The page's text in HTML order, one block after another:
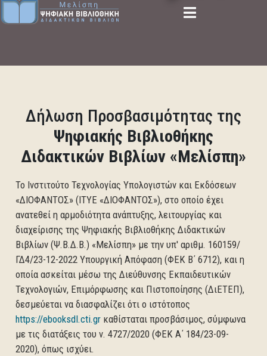
Δήλωση Προσβασιμότητας της
Ψηφιακής Βιβλιοθήκης
Διδακτικών Βιβλίων «Μελίσπη»
Το Ινστιτούτο Τεχνολογίας Υπολογιστών και Εκδόσεων
«ΔΙΟΦΑΝΤΟΣ» (ΙΤΥΕ «ΔΙΟΦΑΝΤΟΣ»), στο οποίο έχει
ανατεθεί η αρμοδιότητα ανάπτυξης, λειτουργίας και
διαχείρισης της Ψηφιακής Βιβλιοθήκης Διδακτικών
Βιβλίων (Ψ.Β.Δ.Β.) «Μελίσπη» με την υπ' αριθμ. 160159/
ΓΔ4/23-12-2022 Υπουργική Απόφαση (ΦΕΚ Β΄ 6712), και η
οποία ασκείται μέσω της Διεύθυνσης Εκπαιδευτικών
Τεχνολογιών, Επιμόρφωσης και Πιστοποίησης (ΔιΕΤΕΠ),
δεσμεύεται να διασφαλίζει ότι ο ιστότοπος
https://ebooksdl.cti.gr(ανοίγει σε νέα καρτέλα)
καθίσταται προσβάσιμος, σύμφωνα
με τις διατάξεις του ν. 4727/2020 (ΦΕΚ Α΄ 184/23-09-
2020), όπως ισχύει.